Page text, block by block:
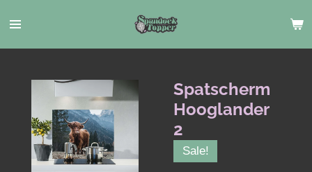
direct
naar
hoofdinhoud
Spatscherm
Hooglander
2
Sale!